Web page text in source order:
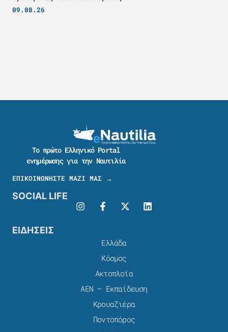
09.08.26
Το πρώτο Ελληνικό Portal
ενημέρωσης για την Ναυτιλία
ΕΠΙΚΟΙΝΩΝΗΣΤΕ ΜΑΖΙ ΜΑΣ →
SOCIAL LIFE
ΕΙΔΗΣΕΙΣ
Ελλάδα
Κόσμος
Ακτοπλοϊα
ΑΕΝ – Εκπαίδευση
Κρουαζιέρα
Ποντοπόρος